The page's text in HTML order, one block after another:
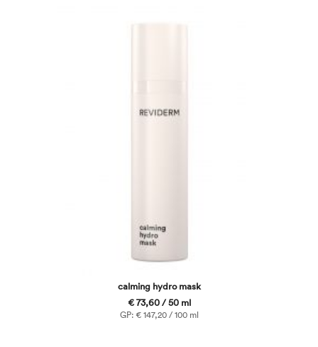
calming hydro mask
€ 73,60 / 50 ml
GP: € 147,20 / 100 ml